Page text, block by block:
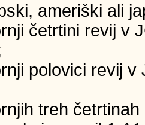
ameriški ali
četrtini revij v
polovici revij
treh